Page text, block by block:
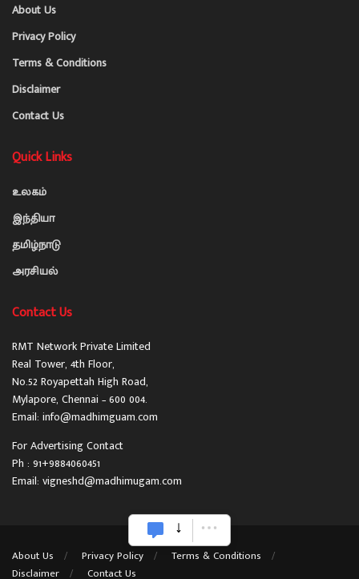
About Us
Privacy Policy
Terms & Conditions
Disclaimer
Contact Us
Quick Links
உலகம்
இந்தியா
தமிழ்நாடு
அரசியல்
Contact Us
RMT Network Private Limited
Real Tower, 4th Floor,
No.52 Royapettah High Road,
Mylapore, Chennai – 600 004.
Email: info@madhimguam.com
For Advertising Contact
Ph : 91+9884060451
Email: vigneshd@madhimugam.com
About Us Privacy Policy
Terms & Conditions
Disclaimer
Contact Us